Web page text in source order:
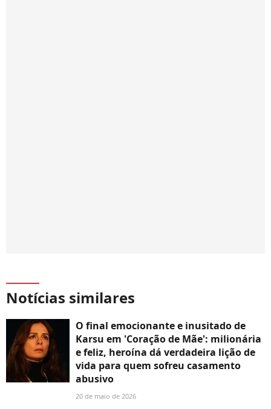
Notícias similares
O final emocionante e inusitado de
Karsu em 'Coração de Mãe': milionária
e feliz, heroína dá verdadeira lição de
vida para quem sofreu casamento
abusivo
20 de maio de 2026